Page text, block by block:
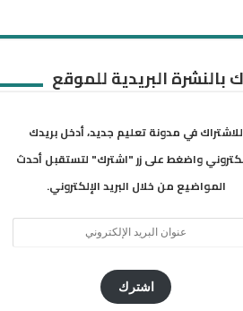
بالنشرة البريدية للموقع
للاشتراك في مدونة تعليم جديد، أدخل بريدك
واضغط على زر "اشترك" لتستقبل أحدث
المواضيع من خلال البريد الإلكتروني.
اشترك